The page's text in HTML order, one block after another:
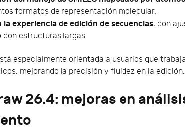
formatos de representación molecular.
la experiencia de edición de secuencias, con
con estructuras largas.
especialmente orientada a usuarios que
mejorando la precisión y fluidez en la edición.
26.4: mejoras en